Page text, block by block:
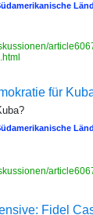
für
Fidel